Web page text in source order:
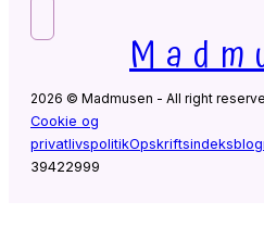
2026 © Madmusen - All right
Cookie og
privatlivspolitikOpskriftsindeks
39422999